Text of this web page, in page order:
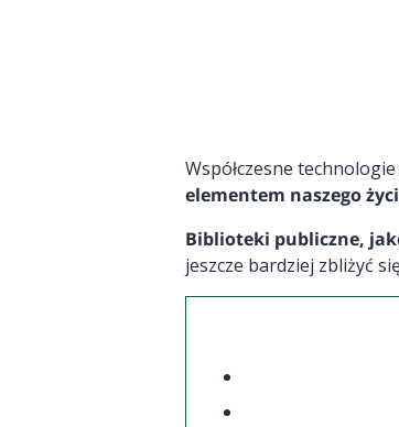
Współczesne
elementem naszego
Biblioteki publiczne,
jeszcze bardziej zbliżyć